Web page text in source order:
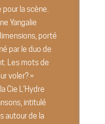
la scène.
Yangalie
porté
par le duo de
Les mots de
voler? »
Cie L’Hydre
intitulé
autour de la